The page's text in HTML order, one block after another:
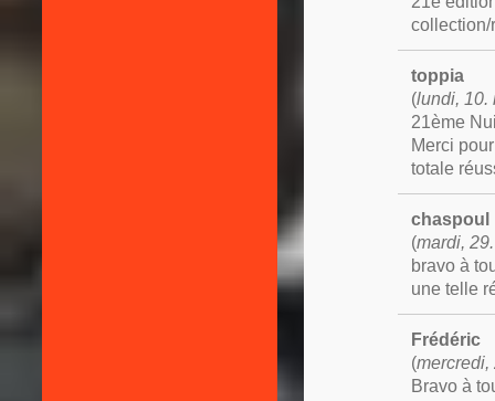
collection/
toppia
(lundi, 10.
21ème
Merci
totale
chaspoul
(mardi,
bravo à
une telle
Frédéric
(mercredi,
Bravo à